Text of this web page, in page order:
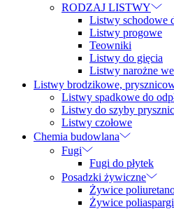
RODZAJ LISTWY
Listwy schodowe
Listwy progowe
Teowniki
Listwy do gięcia
Listwy narożne
Listwy brodzikowe,
Listwy spadkowe do
Listwy do szyby
Listwy czołowe
Chemia budowlana
Fugi
Fugi do płytek
Posadzki żywiczne
Żywice
Żywice